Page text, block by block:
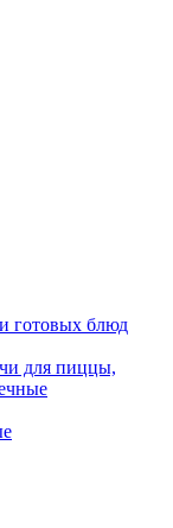
готовых блюд
для пиццы,